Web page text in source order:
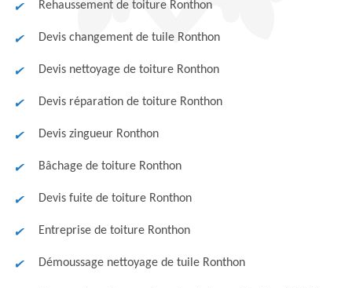
Rehaussement de toiture Ronthon
Devis changement de tuile Ronthon
Devis nettoyage de toiture Ronthon
Devis réparation de toiture Ronthon
Devis zingueur Ronthon
Bâchage de toiture Ronthon
Devis fuite de toiture Ronthon
Entreprise de toiture Ronthon
Démoussage nettoyage de tuile Ronthon